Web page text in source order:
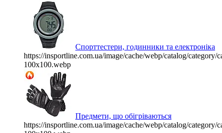
Спорттестери, годинники та електроніка
https://insportline.com.ua/image/cache/webp/catalog/category/
100x100.webp
Предмети, що обігріваються
https://insportline.com.ua/image/cache/webp/catalog/category/